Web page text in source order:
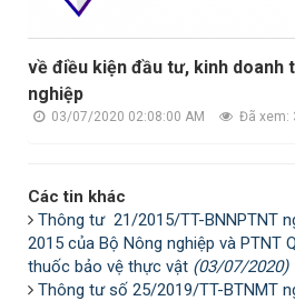
về điều kiện đầu tư, kinh doanh
nghiệp
03/07/2020 02:08:00 AM Đã xem:
Các tin khác
Thông tư 21/2015/TT-BNNPTNT
2015 của Bộ Nông nghiệp và PTNT
thuốc bảo vệ thực vật (03/07/2020)
Thông tư số 25/2019/TT-BTNMT